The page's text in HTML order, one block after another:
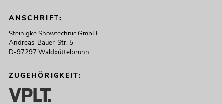
ANSCHRIFT:
Steinigke Showtechnic GmbH
Andreas-Bauer-Str. 5
D-97297 Waldbüttelbrunn
ZUGEHÖRIGKEIT: